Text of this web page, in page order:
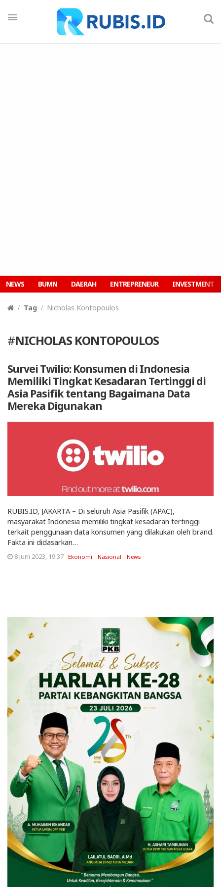
NEWS BUMN DAERAH ENTREPRENEUR INVESTMENT
Tag Nicholas Kontopoulos
#NICHOLAS KONTOPOULOS
Survei Twilio: Konsumen di Indonesia
Memiliki Tingkat Kesadaran Tertinggi di
Asia Pasifik tentang Bagaimana Data
Mereka Digunakan
RUBIS.ID, JAKARTA – Di seluruh Asia Pasifik (APAC),
masyarakat Indonesia memiliki tingkat kesadaran tertinggi
terkait penggunaan data konsumen yang dilakukan oleh brand.
Fakta ini didasarkan…
8 Juni 2023, 19:37 Ekonomi Nasional News